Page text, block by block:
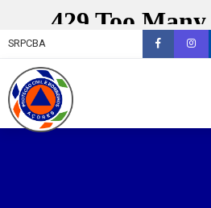
SRPCBA